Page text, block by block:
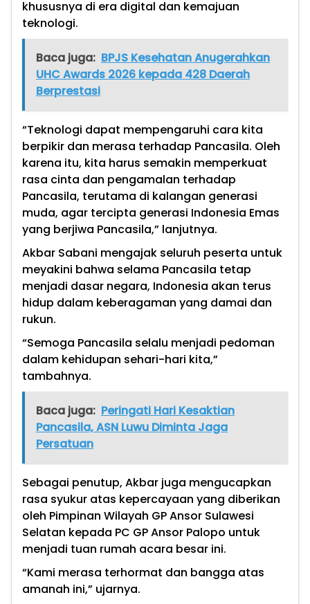
khususnya di era digital dan kemajuan
teknologi.
Baca juga: BPJS Kesehatan Anugerahkan
UHC Awards 2026 kepada 428 Daerah
Berprestasi
“Teknologi dapat mempengaruhi cara kita
berpikir dan merasa terhadap Pancasila. Oleh
karena itu, kita harus semakin memperkuat
rasa cinta dan pengamalan terhadap
Pancasila, terutama di kalangan generasi
muda, agar tercipta generasi Indonesia Emas
yang berjiwa Pancasila,” lanjutnya.
Akbar Sabani mengajak seluruh peserta untuk
meyakini bahwa selama Pancasila tetap
menjadi dasar negara, Indonesia akan terus
hidup dalam keberagaman yang damai dan
rukun.
“Semoga Pancasila selalu menjadi pedoman
dalam kehidupan sehari-hari kita,”
tambahnya.
Baca juga: Peringati Hari Kesaktian
Pancasila, ASN Luwu Diminta Jaga
Persatuan
Sebagai penutup, Akbar juga mengucapkan
rasa syukur atas kepercayaan yang diberikan
oleh Pimpinan Wilayah GP Ansor Sulawesi
Selatan kepada PC GP Ansor Palopo untuk
menjadi tuan rumah acara besar ini.
“Kami merasa terhormat dan bangga atas
amanah ini,” ujarnya.